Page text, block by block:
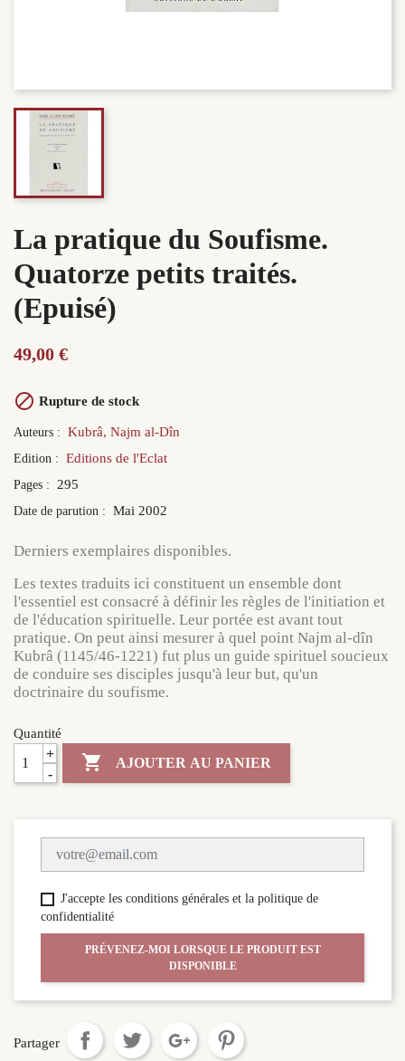
La pratique du Soufisme.
Quatorze petits traités.
(Epuisé)
49,00 €
 Rupture de stock
Auteurs : Kubrâ, Najm al-Dîn
Edition : Editions de l'Eclat
Pages : 295
Date de parution : Mai 2002
Derniers exemplaires disponibles.
Les textes traduits ici constituent un ensemble dont
l'essentiel est consacré à définir les règles de l'initiation et
de l'éducation spirituelle. Leur portée est avant tout
pratique. On peut ainsi mesurer à quel point Najm al-dîn
Kubrâ (1145/46-1221) fut plus un guide spirituel soucieux
de conduire ses disciples jusqu'à leur but, qu'un
doctrinaire du soufisme.
Quantité
+
 AJOUTER AU PANIER
J'accepte les conditions générales et la politique de
confidentialité
PRÉVENEZ-MOI LORSQUE LE PRODUIT EST
DISPONIBLE
Partager